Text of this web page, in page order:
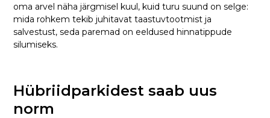
oma arvel näha järgmisel kuul, kuid turu suund on selge:
mida rohkem tekib juhitavat taastuvtootmist ja
salvestust, seda paremad on eeldused hinnatippude
silumiseks.
Hübriidparkidest saab uus
norm